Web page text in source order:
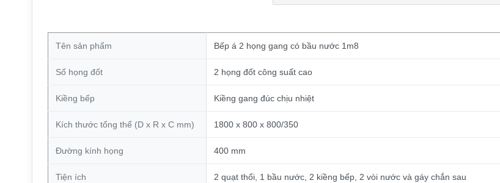
Tên sản phẩm Bếp á 2 họng gang có bầu nước 1m8
Số họng đốt 2 họng đốt công suất cao
Kiềng bếp Kiềng gang đúc chịu nhiệt
Kích thước tổng thể (D x R x C mm) 1800 x 800 x 800/350
Đường kính họng 400 mm
Tiện ích 2 quạt thổi, 1 bầu nước, 2 kiềng bếp, 2 vòi nước và gáy chắn sau